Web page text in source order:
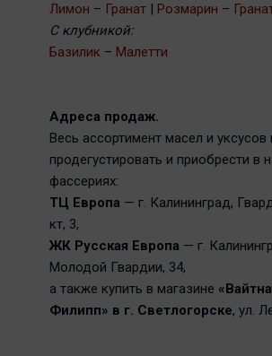
Лимон – Гранат | Розмарин –
С клубникой:
Базилик – Малетти
Адреса продаж.
Весь ассортимент масел и
продегустировать и приобрести в
фассериях:
ТЦ Европа — г. Калининград,
кт, 3,
ЖК Русская Европа — г.
Молодой Гвардии, 34,
а также купить в магазине
Филипп» в г. Светлогорске, ул.